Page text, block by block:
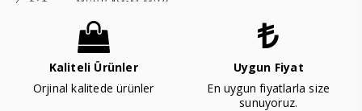
Kaliteli Ürünler
Orjinal kalitede ürünler
Uygun Fiyat
En uygun fiyatlarla size
sunuyoruz.